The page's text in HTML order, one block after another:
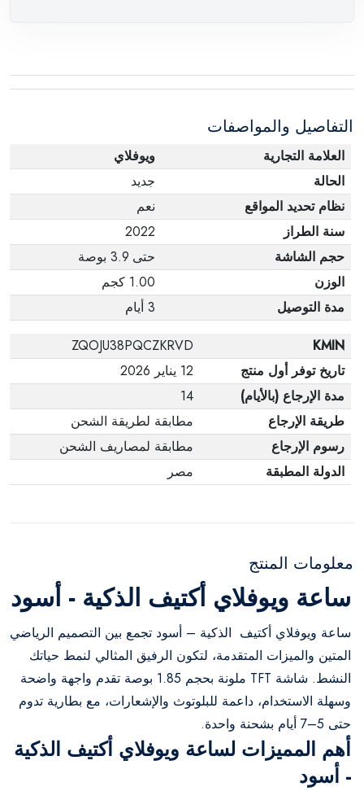
التفاصيل والمواصفات
العلامة التجارية
ويوفلاي
الحالة
جديد
نظام تحديد المواقع
نعم
سنة الطراز
2022
حجم الشاشة
حتى 3.9 بوصة
الوزن
1.00 كجم
مدة التوصيل
3 أيام
KMIN
ZQOJU38PQCZKRVD
تاريخ توفر أول منتج
12 يناير 2026
مدة الإرجاع (بالأيام)
14
طريقة الإرجاع
مطابقة لطريقة الشحن
رسوم الإرجاع
مطابقة لمصاريف الشحن
الدولة المطبقة
مصر
معلومات المنتج
ساعة ويوفلاي أكتيف الذكية - أسود
ساعة ويوفلاي أكتيف الذكية – أسود تجمع بين التصميم الرياضي
المتين والميزات المتقدمة، لتكون الرفيق المثالي لنمط حياتك
النشط. شاشة TFT ملونة بحجم 1.85 بوصة تقدم واجهة واضحة
وسهلة الاستخدام، داعمة للبلوتوث والإشعارات، مع بطارية تدوم
حتى 5–7 أيام بشحنة واحدة.
أهم المميزات لساعة ويوفلاي أكتيف الذكية
- أسود